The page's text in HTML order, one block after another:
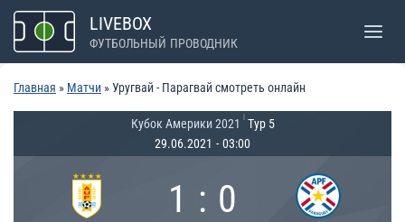
Перейти
содержимому
LIVEBOX
ФУТБОЛЬНЫЙ ПРОВОДНИК
Главная » Матчи »Уругвай - Парагвай смотреть онлайн
Кубок Америки 2021
Тур 5
29.06.2021 - 03:00
1 : 0